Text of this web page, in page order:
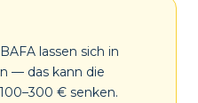
lassen sich in
— das kann die
€ senken.